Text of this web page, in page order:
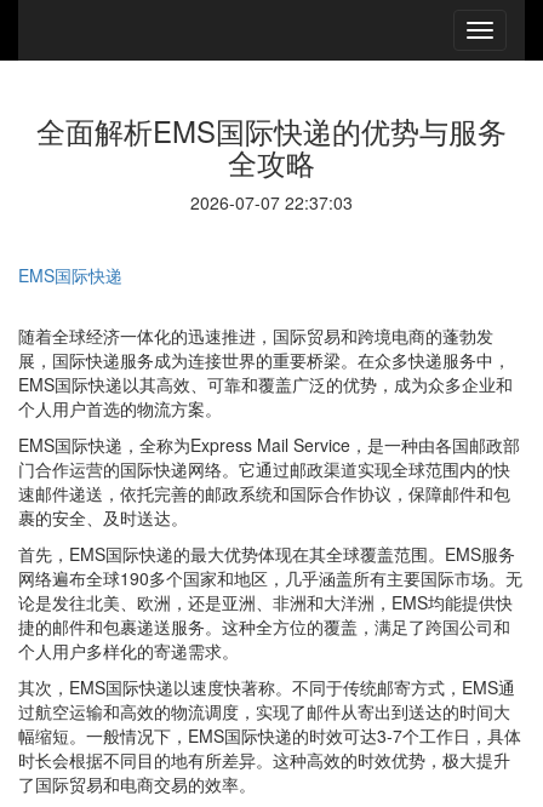
全面解析EMS国际快递的优势与服务
全攻略
2026-07-07 22:37:03
EMS国际快递
随着全球经济一体化的迅速推进，国际贸易和跨境电商的蓬勃发
展，国际快递服务成为连接世界的重要桥梁。在众多快递服务中，
EMS国际快递以其高效、可靠和覆盖广泛的优势，成为众多企业和
个人用户首选的物流方案。
EMS国际快递，全称为Express Mail Service，是一种由各国邮政部
门合作运营的国际快递网络。它通过邮政渠道实现全球范围内的快
速邮件递送，依托完善的邮政系统和国际合作协议，保障邮件和包
裹的安全、及时送达。
首先，EMS国际快递的最大优势体现在其全球覆盖范围。EMS服务
网络遍布全球190多个国家和地区，几乎涵盖所有主要国际市场。无
论是发往北美、欧洲，还是亚洲、非洲和大洋洲，EMS均能提供快
捷的邮件和包裹递送服务。这种全方位的覆盖，满足了跨国公司和
个人用户多样化的寄递需求。
其次，EMS国际快递以速度快著称。不同于传统邮寄方式，EMS通
过航空运输和高效的物流调度，实现了邮件从寄出到送达的时间大
幅缩短。一般情况下，EMS国际快递的时效可达3-7个工作日，具体
时长会根据不同目的地有所差异。这种高效的时效优势，极大提升
了国际贸易和电商交易的效率。